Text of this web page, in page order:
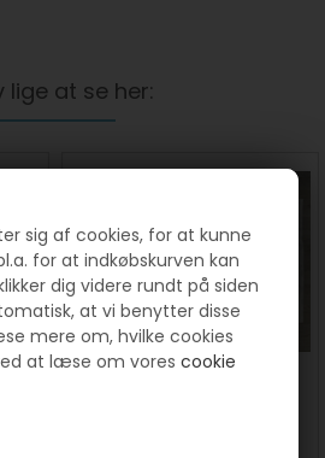
sig af cookies, for at kunne
for at indkøbskurven kan
dig videre rundt på siden
at vi benytter disse
mere om, hvilke cookies
at læse om vorescookie
lige at se her: